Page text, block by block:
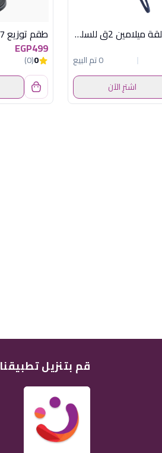
طقم معلقة ميلامين 2ق للسلطة توسكوما
0 تم البيع
اشترِ الآن
EGP499
0
(0)
قم بتنزيل تطبيقنا